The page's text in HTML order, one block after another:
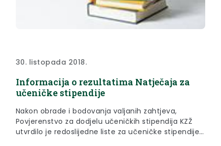
30. listopada 2018.
Informacija o rezultatima Natječaja za
učeničke stipendije
Nakon obrade i bodovanja valjanih zahtjeva,
Povjerenstvo za dodjelu učeničkih stipendija KZŽ
utvrdilo je redoslijedne liste za učeničke stipendije